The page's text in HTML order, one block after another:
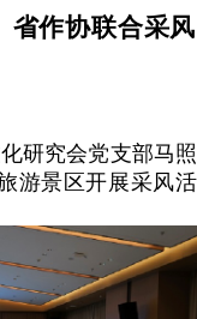
省作协联合采风
研究会党支部马照
游景区开展采风活